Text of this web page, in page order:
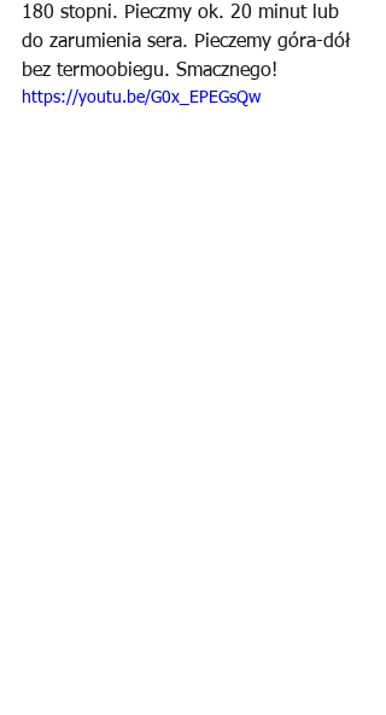
180 stopni. Pieczmy ok. 20 minut lub
do zarumienia sera. Pieczemy góra-dół
bez termoobiegu. Smacznego!
https://youtu.be/G0x_EPEGsQw